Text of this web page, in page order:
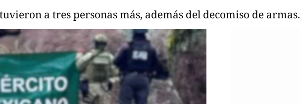
a tres personas más, además del decomiso de armas.